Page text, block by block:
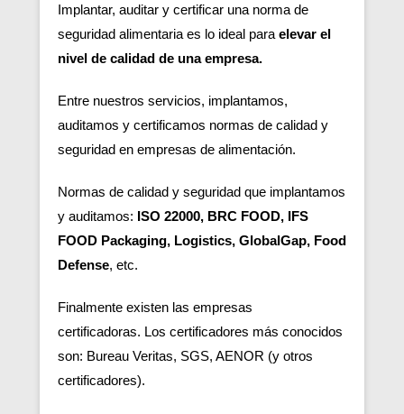
Implantar, auditar y certificar una norma de
seguridad alimentaria es lo ideal para elevar el
nivel de calidad de una empresa.
Entre nuestros servicios, implantamos,
auditamos y certificamos normas de calidad y
seguridad en empresas de alimentación.
Normas de calidad y seguridad que implantamos
y auditamos: ISO 22000, BRC FOOD, IFS
FOOD Packaging, Logistics, GlobalGap, Food
Defense, etc.
Finalmente existen las empresas
certificadoras. Los certificadores más conocidos
son: Bureau Veritas, SGS, AENOR (y otros
certificadores).